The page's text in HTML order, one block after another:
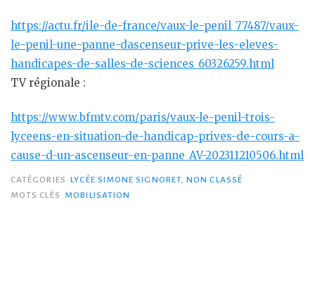
https://actu.fr/ile-de-france/vaux-le-penil_77487/vaux-
le-penil-une-panne-dascenseur-prive-les-eleves-
handicapes-de-salles-de-sciences_60326259.html
du
lycée
TV régionale :
https://www.bfmtv.com/paris/vaux-le-penil-trois-
lyceens-en-situation-de-handicap-prives-de-cours-a-
cause-d-un-ascenseur-en-panne_AV-202311210506.html
CATÉGORIES LYCÉE SIMONE SIGNORET,NON CLASSÉ
MOTS CLÉS
MOBILISATION